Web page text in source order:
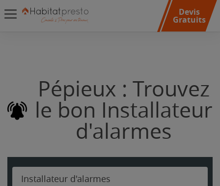
Devis
Gratuits
Pépieux : Trouvez
le bon Installateur
d'alarmes
Installateur d'alarmes